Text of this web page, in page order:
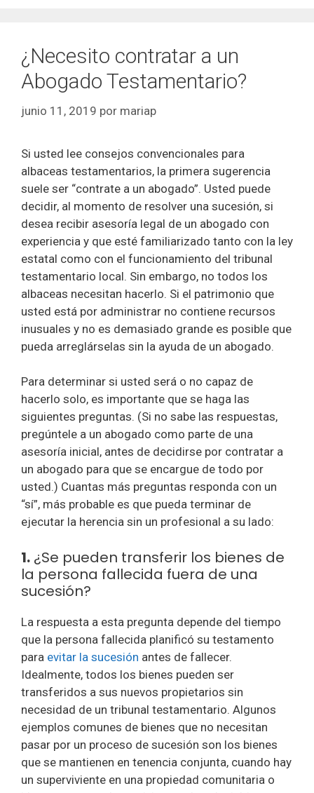
¿Necesito contratar a un
Abogado Testamentario?
junio 11, 2019 por mariap
Si usted lee consejos convencionales para
albaceas testamentarios, la primera sugerencia
suele ser “contrate a un abogado”. Usted puede
decidir, al momento de resolver una sucesión, si
desea recibir asesoría legal de un abogado con
experiencia y que esté familiarizado tanto con la ley
estatal como con el funcionamiento del tribunal
testamentario local. Sin embargo, no todos los
albaceas necesitan hacerlo. Si el patrimonio que
usted está por administrar no contiene recursos
inusuales y no es demasiado grande es posible que
pueda arreglárselas sin la ayuda de un abogado.
Para determinar si usted será o no capaz de
hacerlo solo, es importante que se haga las
siguientes preguntas. (Si no sabe las respuestas,
pregúntele a un abogado como parte de una
asesoría inicial, antes de decidirse por contratar a
un abogado para que se encargue de todo por
usted.) Cuantas más preguntas responda con un
“sí”, más probable es que pueda terminar de
ejecutar la herencia sin un profesional a su lado:
1. ¿Se pueden transferir los bienes de
la persona fallecida fuera de una
sucesión?
La respuesta a esta pregunta depende del tiempo
que la persona fallecida planificó su testamento
para evitar la sucesión antes de fallecer.
Idealmente, todos los bienes pueden ser
transferidos a sus nuevos propietarios sin
necesidad de un tribunal testamentario. Algunos
ejemplos comunes de bienes que no necesitan
pasar por un proceso de sucesión son los bienes
que se mantienen en tenencia conjunta, cuando hay
un superviviente en una propiedad comunitaria o